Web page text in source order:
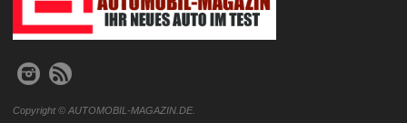
Copyright © AUTOMOBIL-MAGAZIN.DE.